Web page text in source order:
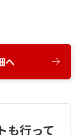
へ
も行って